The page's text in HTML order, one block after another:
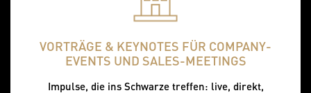
VORTRÄGE & KEYNOTES FÜR COMPANY-
EVENTS UND SALES-MEETINGS
Impulse, die ins Schwarze treffen: live, direkt,